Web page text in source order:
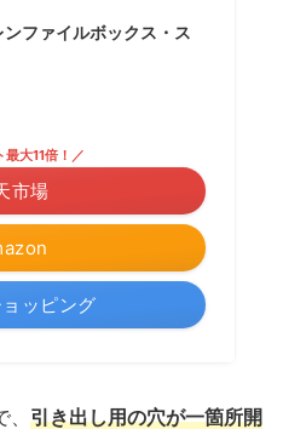
ファイルボックス・ス
最大11倍！／
市場
ッピング
引き出し用の穴が一箇所開